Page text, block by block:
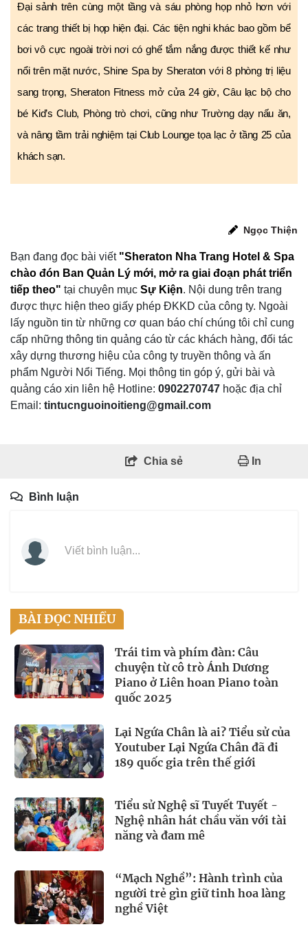
Đại sảnh trên cùng một tầng và sáu phòng họp nhỏ hơn với
các trang thiết bị họp hiện đại. Các tiện nghi khác bao gồm bể
bơi vô cực ngoài trời nơi có ghế tắm nắng được thiết kế như
nổi trên mặt nước, Shine Spa by Sheraton với 8 phòng trị liệu
sang trọng, Sheraton Fitness mở cửa 24 giờ, Câu lạc bộ cho
bé Kid’s Club, Phòng trò chơi, cũng như Trường dạy nấu ăn,
và nâng tầm trải nghiệm tại Club Lounge tọa lạc ở tầng 25 của
khách sạn.
Ngọc Thiện
Bạn đang đọc bài viết "Sheraton Nha Trang Hotel & Spa
chào đón Ban Quản Lý mới, mở ra giai đoạn phát triển
tiếp theo" tại chuyên mục Sự Kiện. Nội dung trên trang
được thực hiện theo giấy phép ĐKKD của công ty. Ngoài
lấy nguồn tin từ những cơ quan báo chí chúng tôi chỉ cung
cấp những thông tin quảng cáo từ các khách hàng, đối tác
xây dựng thương hiệu của công ty truyền thông và ấn
phẩm Người Nổi Tiếng. Mọi thông tin góp ý, gửi bài và
quảng cáo xin liên hệ Hotline: 0902270747 hoặc địa chỉ
Email: tintucnguoinoitieng@gmail.com
Chia sẻ In
Bình luận
Viết bình luận...
BÀI ĐỌC NHIỀU
Trái tim và phím đàn: Câu
chuyện từ cô trò Ánh Dương
Piano ở Liên hoan Piano toàn
quốc 2025
Lại Ngứa Chân là ai? Tiểu sử của
Youtuber Lại Ngứa Chân đã đi
189 quốc gia trên thế giới
Tiểu sử Nghệ sĩ Tuyết Tuyết -
Nghệ nhân hát chầu văn với tài
năng và đam mê
“Mạch Nghề”: Hành trình của
người trẻ gìn giữ tinh hoa làng
nghề Việt